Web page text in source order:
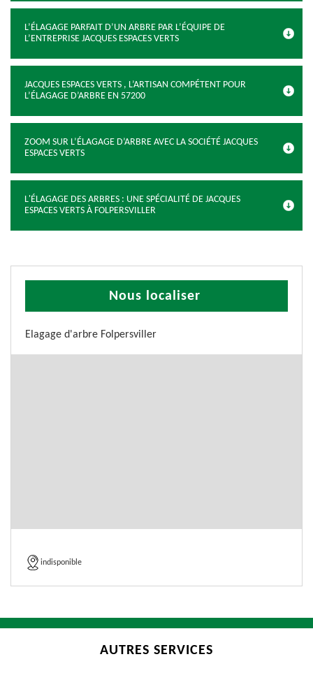
L’ÉLAGAGE PARFAIT D’UN ARBRE PAR L’ÉQUIPE DE
L’ENTREPRISE JACQUES ESPACES VERTS
JACQUES ESPACES VERTS , L’ARTISAN COMPÉTENT POUR
L’ÉLAGAGE D’ARBRE EN 57200
ZOOM SUR L’ÉLAGAGE D’ARBRE AVEC LA SOCIÉTÉ JACQUES
ESPACES VERTS
L'ÉLAGAGE DES ARBRES : UNE SPÉCIALITÉ DE JACQUES
ESPACES VERTS À FOLPERSVILLER
Nous localiser
Elagage d'arbre Folpersviller
indisponible
AUTRES SERVICES